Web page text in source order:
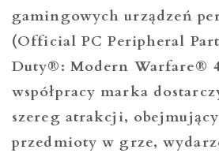
gamingowych urządzeń
(Official PC Peripheral
Duty®: Modern Warfare®
współpracy marka
szereg atrakcji,
przedmioty w grze,